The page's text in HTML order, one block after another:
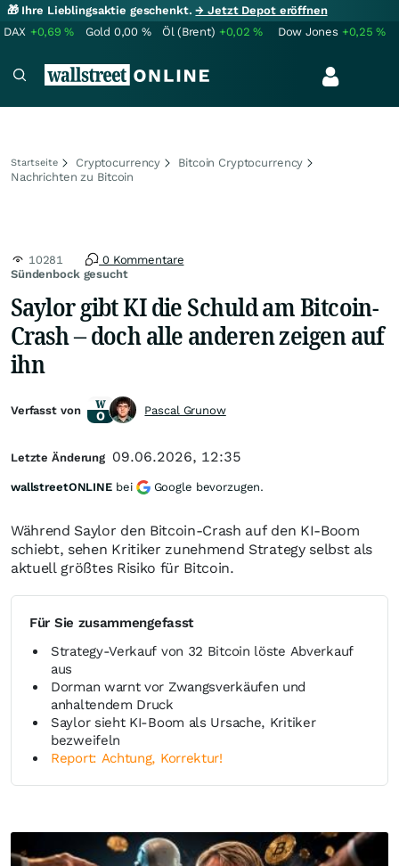
🎁 Ihre Lieblingsaktie geschenkt.→ Jetzt Depot eröffnen
DAX +0,69% Gold 0,00 % Öl (Brent) +0,02% Dow Jones +0,25%
Startseite Cryptocurrency
Bitcoin Cryptocurrency
Nachrichten zu Bitcoin
Sündenbock gesucht
10281 0 Kommentare
Saylor gibt KI die Schuld am Bitcoin-
Crash – doch alle anderen zeigen auf
ihn
Während Saylor den Bitcoin-Crash auf den KI-Boom
schiebt, sehen Kritiker zunehmend Strategy selbst als
aktuell größtes Risiko für Bitcoin.
Für Sie zusammengefasst
Strategy-Verkauf von 32 Bitcoin löste Abverkauf
aus
Dorman warnt vor Zwangsverkäufen und
anhaltendem Druck
Saylor sieht KI-Boom als Ursache, Kritiker
bezweifeln
Report: Achtung, Korrektur!
Verfasst von Pascal Grunow
Letzte Änderung 09.06.2026, 12:35
wallstreetONLINE bei Google bevorzugen.